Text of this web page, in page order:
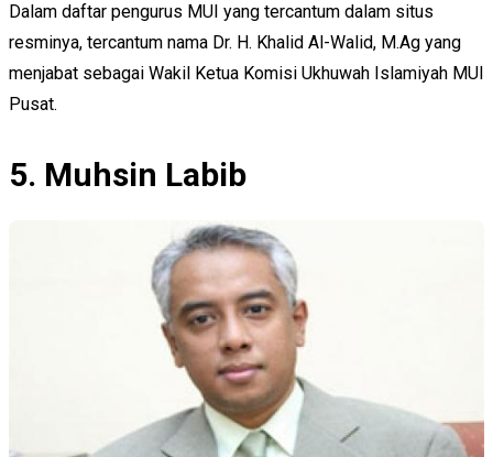
Dalam daftar pengurus MUI yang tercantum dalam situs
resminya, tercantum nama Dr. H. Khalid Al-Walid, M.Ag yang
menjabat sebagai Wakil Ketua Komisi Ukhuwah Islamiyah MUI
Pusat.
5. Muhsin Labib